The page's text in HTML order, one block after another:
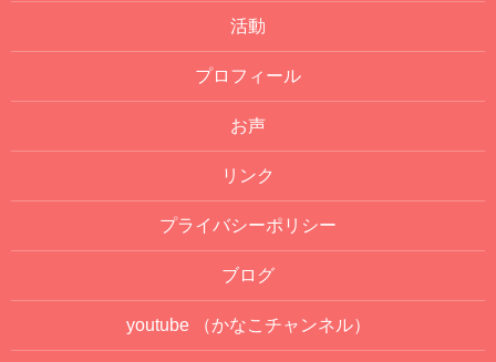
活動
プロフィール
お声
リンク
プライバシーポリシー
ブログ
youtube （かなこチャンネル）